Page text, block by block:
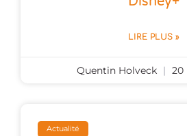
LIRE PLUS »
Quentin Holveck 20
Actualité